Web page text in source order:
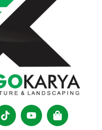
TiktokYoutubeShopping-
bag